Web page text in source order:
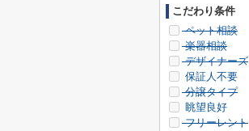
こだわり条件
ペット相談
楽器相談
デザイナーズ
保証人不要
分譲タイプ
眺望良好
フリーレント